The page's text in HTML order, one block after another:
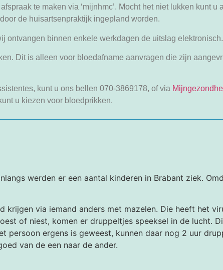
te maken via ‘mijnhmc’. Mocht het niet lukken kunt u
de huisartsenpraktijk ingepland worden.
ontvangen binnen enkele werkdagen de uitslag elektronisch.
Dit is alleen voor bloedafname aanvragen die zijn
kunt u ons bellen 070-3869178, of via
u kiezen voor bloedprikken.
werden er een aantal kinderen in Brabant ziek.
via iemand anders met mazelen. Die heeft het
of niest, komen er druppeltjes speeksel in de lucht.
persoon ergens is geweest, kunnen daar nog 2 uur
van de een naar de ander.